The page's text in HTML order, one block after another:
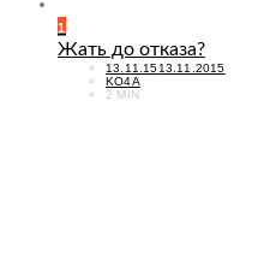
1
Жать до отказа?
POSTED
ON
13.11.1513.11.2015
KO4A
2 MIN